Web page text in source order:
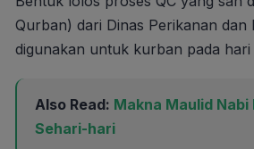
Qurban) dari Dinas Perikanan
digunakan untuk kurban pada
Also Read: Makna Maulid Nabi
Sehari-hari